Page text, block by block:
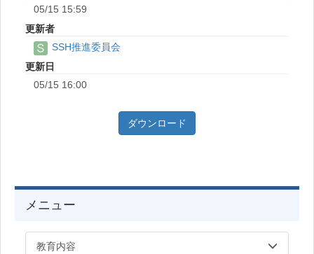
05/15 15:59
更新者
SSH推進委員会
更新日
05/15 16:00
ダウンロード
メニュー
教育内容